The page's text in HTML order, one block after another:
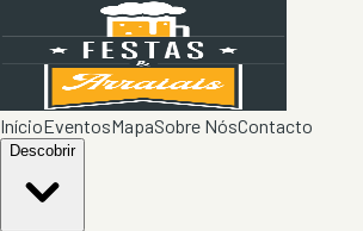
InícioEventosMapaSobre NósContacto
Descobrir